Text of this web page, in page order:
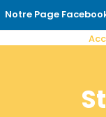
Notre Page